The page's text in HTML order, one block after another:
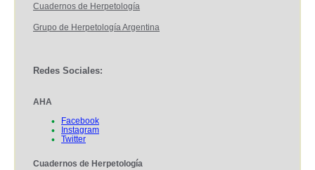
Cuadernos de Herpetología
Grupo de Herpetología Argentina
Redes Sociales:
AHA
Facebook
Instagram
Twitter
Cuadernos de Herpetología